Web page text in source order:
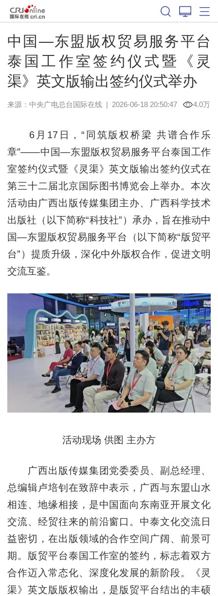
中国—东盟版权贸易服务平台
泰国工作室签约仪式暨《灵
渠》英文版输出签约仪式举办
来源：中央广电总台国际在线| 2026-06-18 20:50:47 4.0万
6月17日，“同筑版权桥梁 共谱合作乐
章”——中国—东盟版权贸易服务平台泰国工作
室签约仪式暨《灵渠》英文版输出签约仪式在
第三十二届北京国际图书博览会上举办。本次
活动由广西出版传媒集团主办、广西科学技术
出版社（以下简称“科技社”）承办，旨在推动中
国—东盟版权贸易服务平台（以下简称“版贸平
台”）提质升级，深化中外版权合作，促进文明
交流互鉴。
活动现场 供图 主办方
广西出版传媒集团党委委员、副总经理、
总编辑卢培钊在致辞中表示，广西与东盟山水
相连、地缘相接，是中国面向东南亚开展文化
交流、经贸往来的前沿窗口。中泰文化交流日
益密切，在出版领域的合作空间广阔、前景可
期。版贸平台泰国工作室的签约，标志着双方
合作迈入常态化、深度化发展的新阶段。《灵
渠》英文版版权输出，是版贸平台结出的丰硕